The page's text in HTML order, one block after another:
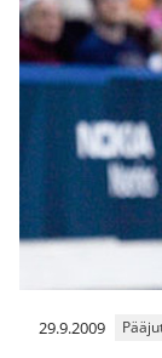
29.9.2009